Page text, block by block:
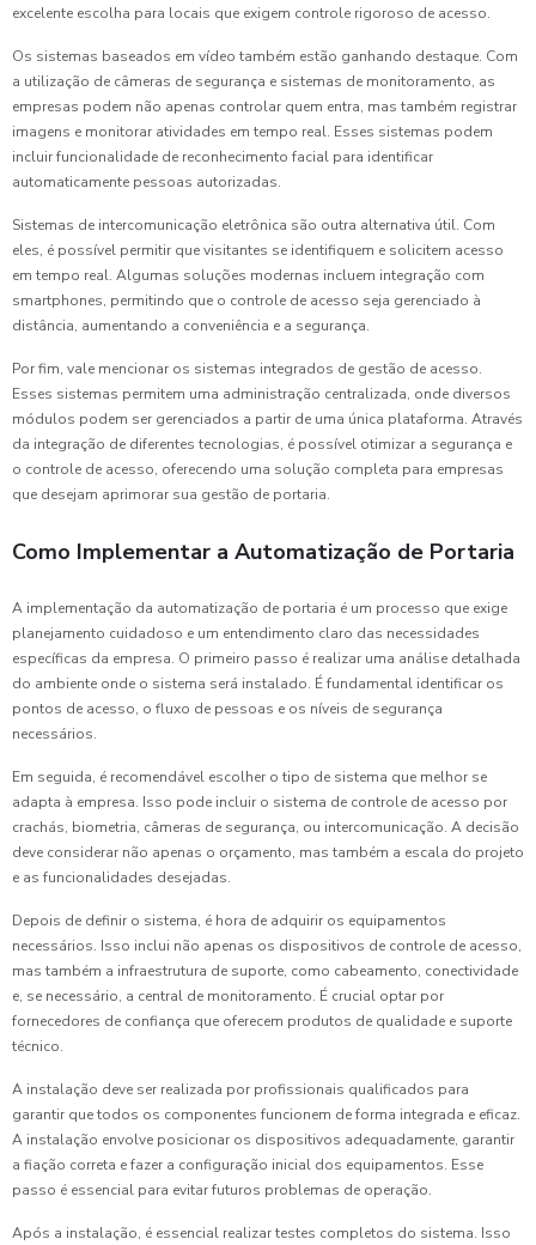
excelente escolha para locais que exigem controle rigoroso de acesso.
Os sistemas baseados em vídeo também estão ganhando destaque. Com
a utilização de câmeras de segurança e sistemas de monitoramento, as
empresas podem não apenas controlar quem entra, mas também registrar
imagens e monitorar atividades em tempo real. Esses sistemas podem
incluir funcionalidade de reconhecimento facial para identificar
automaticamente pessoas autorizadas.
Sistemas de intercomunicação eletrônica são outra alternativa útil. Com
eles, é possível permitir que visitantes se identifiquem e solicitem acesso
em tempo real. Algumas soluções modernas incluem integração com
smartphones, permitindo que o controle de acesso seja gerenciado à
distância, aumentando a conveniência e a segurança.
Por fim, vale mencionar os sistemas integrados de gestão de acesso.
Esses sistemas permitem uma administração centralizada, onde diversos
módulos podem ser gerenciados a partir de uma única plataforma. Através
da integração de diferentes tecnologias, é possível otimizar a segurança e
o controle de acesso, oferecendo uma solução completa para empresas
que desejam aprimorar sua gestão de portaria.
Como Implementar a Automatização de Portaria
A implementação da automatização de portaria é um processo que exige
planejamento cuidadoso e um entendimento claro das necessidades
específicas da empresa. O primeiro passo é realizar uma análise detalhada
do ambiente onde o sistema será instalado. É fundamental identificar os
pontos de acesso, o fluxo de pessoas e os níveis de segurança
necessários.
Em seguida, é recomendável escolher o tipo de sistema que melhor se
adapta à empresa. Isso pode incluir o sistema de controle de acesso por
crachás, biometria, câmeras de segurança, ou intercomunicação. A decisão
deve considerar não apenas o orçamento, mas também a escala do projeto
e as funcionalidades desejadas.
Depois de definir o sistema, é hora de adquirir os equipamentos
necessários. Isso inclui não apenas os dispositivos de controle de acesso,
mas também a infraestrutura de suporte, como cabeamento, conectividade
e, se necessário, a central de monitoramento. É crucial optar por
fornecedores de confiança que oferecem produtos de qualidade e suporte
técnico.
A instalação deve ser realizada por profissionais qualificados para
garantir que todos os componentes funcionem de forma integrada e eficaz.
A instalação envolve posicionar os dispositivos adequadamente, garantir
a fiação correta e fazer a configuração inicial dos equipamentos. Esse
passo é essencial para evitar futuros problemas de operação.
Após a instalação, é essencial realizar testes completos do sistema. Isso